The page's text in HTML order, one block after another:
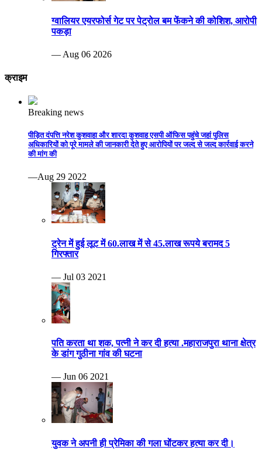
ग्वालियर एयरफोर्स गेट पर पेट्रोल बम फेंकने की कोशिश, आरोपी
पकड़ा
— Aug 06 2026
क्राइम
Breaking news
पीड़ित दंपत्ति नरेश कुशवाहा और शारदा कुशवाह एसपी ऑफिस पहुंचे जहां पुलिस
अधिकारियों को पूरे मामले की जानकारी देते हुए आरोपियों पर जल्द से जल्द कार्रवाई करने
की मांग की
—Aug 29 2022
ट्रेन में हुई लूट में 60.लाख में से 45.लाख रूपये बरामद 5
गिरफ्तार
— Jul 03 2021
पति करता था शक, पत्नी ने कर दी हत्या .महाराजपुरा थाना क्षेत्र
के डांग गुठीना गांव की घटना
— Jun 06 2021
युवक ने अपनी ही प्रेमिका की गला घोंटकर हत्या कर दी।